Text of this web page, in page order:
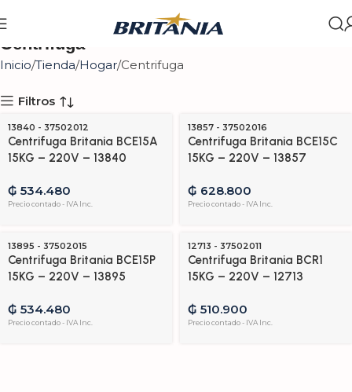
Centrifuga
Inicio Tienda Hogar Centrifuga
Filtros
13840 - 37502012
Centrifuga Britania BCE15A
15KG – 220V – 13840
₲ 534.480
Precio contado - IVA Inc.
13857 - 37502016
Centrifuga Britania BCE15C
15KG – 220V – 13857
₲ 628.800
Precio contado - IVA Inc.
AGOTADO
13895 - 37502015
Centrifuga Britania BCE15P
15KG – 220V – 13895
₲ 534.480
Precio contado - IVA Inc.
AGOTADO
12713 - 37502011
Centrifuga Britania BCR1
15KG – 220V – 12713
₲ 510.900
Precio contado - IVA Inc.